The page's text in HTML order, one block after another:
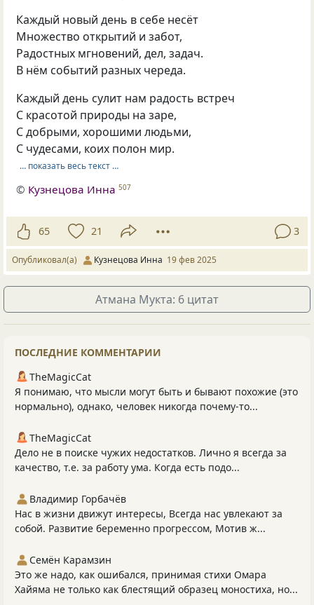
Каждый новый день в себе несёт
Множество открытий и забот,
Радостных мгновений, дел, задач.
В нём событий разных череда.
Каждый день сулит нам радость встреч
С красотой природы на заре,
С добрыми, хорошими людьми,
С чудесами, коих полон мир.
… показать весь текст …
© Кузнецова Инна 507
65 21 3
Опубликовал(а) Кузнецова Инна 19 фев 2025
Атмана Мукта: 6 цитат
ПОСЛЕДНИЕ КОММЕНТАРИИ
TheMagicCat
Я понимаю, что мысли могут быть и бывают похожие (это
нормально), однако, человек никогда почему-то...
TheMagicCat
Дело не в поиске чужих недостатков. Лично я всегда за
качество, т.е. за работу ума. Когда есть подо...
Владимир Горбачёв
Нас в жизни движут интересы, Всегда нас увлекают за
собой. Развитие беременно прогрессом, Мотив ж...
Семён Карамзин
Это же надо, как ошибался, принимая стихи Омара
Хайяма не только как блестящий образец моностиха, но...